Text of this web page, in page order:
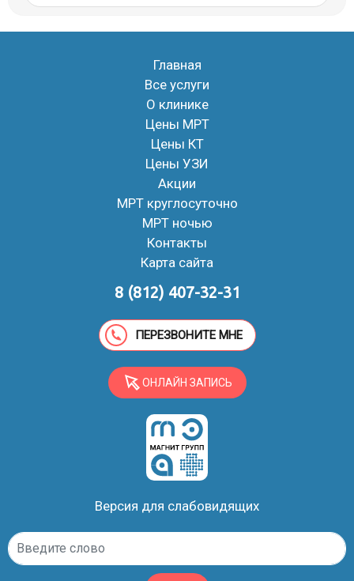
Главная
Все услуги
О клинике
Цены МРТ
Цены КТ
Цены УЗИ
Акции
МРТ круглосуточно
МРТ ночью
Контакты
Карта сайта
8 (812) 407-32-31
ПЕРЕЗВОНИТЕ МНЕ
ОНЛАЙН ЗАПИСЬ
Версия для слабовидящих